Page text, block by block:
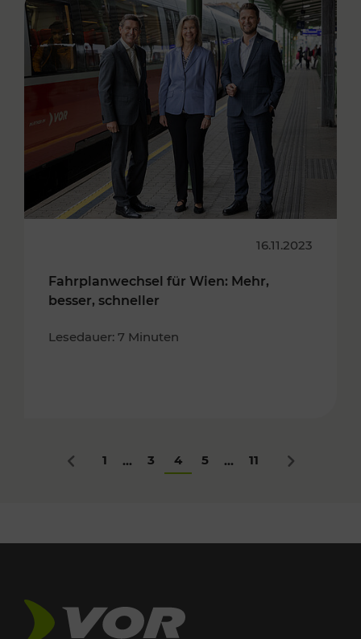
16.11.2023
Fahrplanwechsel für Wien: Mehr,
besser, schneller
Lesedauer: 7 Minuten
Zurück
1 ... 3 4 5 ... 11 Nächstes